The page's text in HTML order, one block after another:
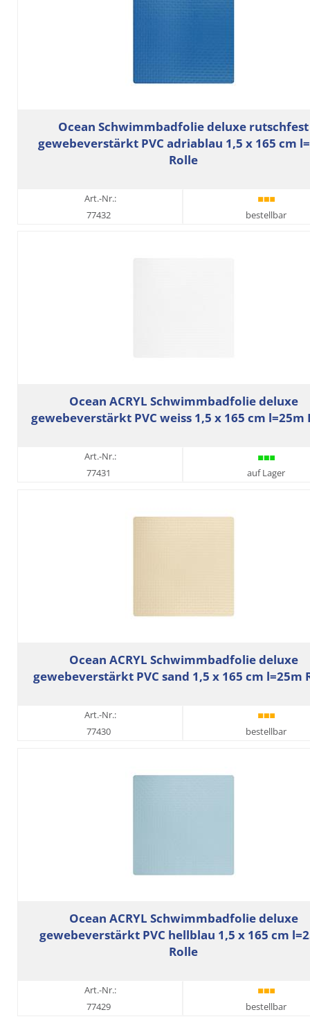
Ocean Schwimmbadfolie deluxe rutschfest
gewebeverstärkt PVC adriablau 1,5 x 165 cm
Rolle
Art.-Nr.:
77432
bestellbar
Ocean ACRYL Schwimmbadfolie deluxe
gewebeverstärkt PVC weiss 1,5 x 165 cm l=25m
Art.-Nr.:
77431
auf Lager
Ocean ACRYL Schwimmbadfolie deluxe
gewebeverstärkt PVC sand 1,5 x 165 cm l=25m
Art.-Nr.:
77430
bestellbar
Ocean ACRYL Schwimmbadfolie deluxe
gewebeverstärkt PVC hellblau 1,5 x 165 cm
Rolle
Art.-Nr.:
77429
bestellbar